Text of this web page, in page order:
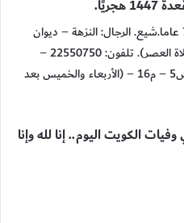
عبدالله يوسف عبدالعزيز البابطين: 71 عاما.شيع. الرجال: النزهة – ديوان
البابطين – (الأربعاء والخميس بعد صلاة العصر). تلفون: 22550750 –
22550650. النساء: قرطبة – ق2 – ش5 – م16 – (الأربعاء والخميس بعد
الكويت اليوم.. إنا لله وإنا